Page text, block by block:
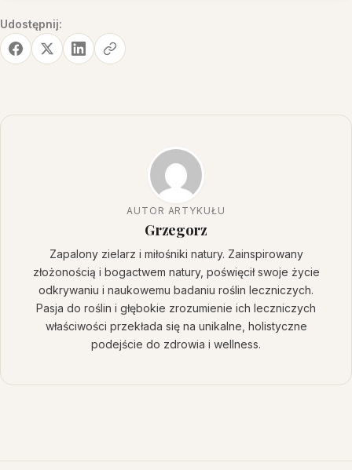
Udostępnij:
AUTOR ARTYKUŁU
Grzegorz
Zapalony zielarz i miłośniki natury. Zainspirowany
złożonością i bogactwem natury, poświęcił swoje życie
odkrywaniu i naukowemu badaniu roślin leczniczych.
Pasja do roślin i głębokie zrozumienie ich leczniczych
właściwości przekłada się na unikalne, holistyczne
podejście do zdrowia i wellness.